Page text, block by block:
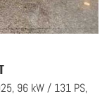
96 kW / 131 PS,